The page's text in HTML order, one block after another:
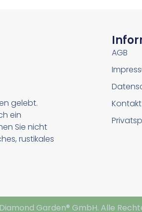
gelebt.
ein
Sie nicht
rustikales
AGB
Kontakt
Garden® GmbH. Alle